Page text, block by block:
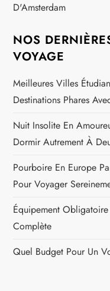
D'Amsterdam
NOS
VOYAGE
Meilleures Villes
Destinations Phares
Nuit Insolite En
Dormir Autrement À
Pourboire En Europe
Pour Voyager
Équipement
Complète
Quel Budget Pour Un